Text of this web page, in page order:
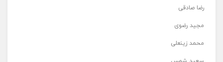
رضا صادقی
مجید رضوی
محمد زینعلی